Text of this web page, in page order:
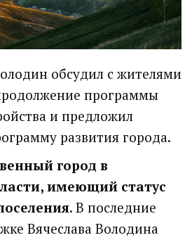
обсудил с жителями
программы
и предложил
развития города.
город в
имеющий статус
. В последние
Вячеслава Володина